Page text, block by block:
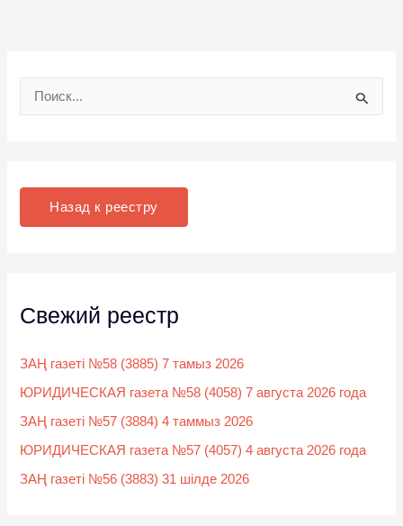
Назад к реестру
Свежий реестр
ЗАҢ газеті №58 (3885) 7 тамыз 2026
ЮРИДИЧЕСКАЯ газета №58 (4058) 7 августа 2026 года
ЗАҢ газеті №57 (3884) 4 таммыз 2026
ЮРИДИЧЕСКАЯ газета №57 (4057) 4 августа 2026 года
ЗАҢ газеті №56 (3883) 31 шілде 2026